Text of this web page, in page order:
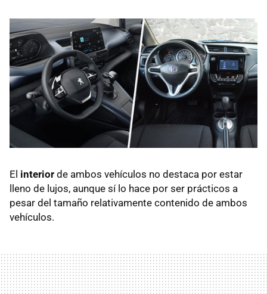
El interior de ambos vehículos no destaca por estar
lleno de lujos, aunque sí lo hace por ser prácticos a
pesar del tamaño relativamente contenido de ambos
vehículos.